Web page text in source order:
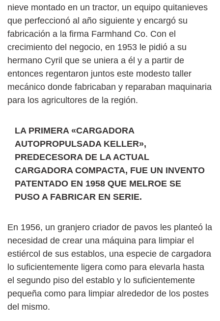
nieve montado en un tractor, un equipo quitanieves
que perfeccionó al año siguiente y encargó su
fabricación a la firma Farmhand Co. Con el
crecimiento del negocio, en 1953 le pidió a su
hermano Cyril que se uniera a él y a partir de
entonces regentaron juntos este modesto taller
mecánico donde fabricaban y reparaban maquinaria
para los agricultores de la región.
LA PRIMERA «CARGADORA
AUTOPROPULSADA KELLER»,
PREDECESORA DE LA ACTUAL
CARGADORA COMPACTA, FUE UN INVENTO
PATENTADO EN 1958 QUE MELROE SE
PUSO A FABRICAR EN SERIE.
En 1956, un granjero criador de pavos les planteó la
necesidad de crear una máquina para limpiar el
estiércol de sus establos, una especie de cargadora
lo suficientemente ligera como para elevarla hasta
el segundo piso del establo y lo suficientemente
pequeña como para limpiar alrededor de los postes
del mismo.